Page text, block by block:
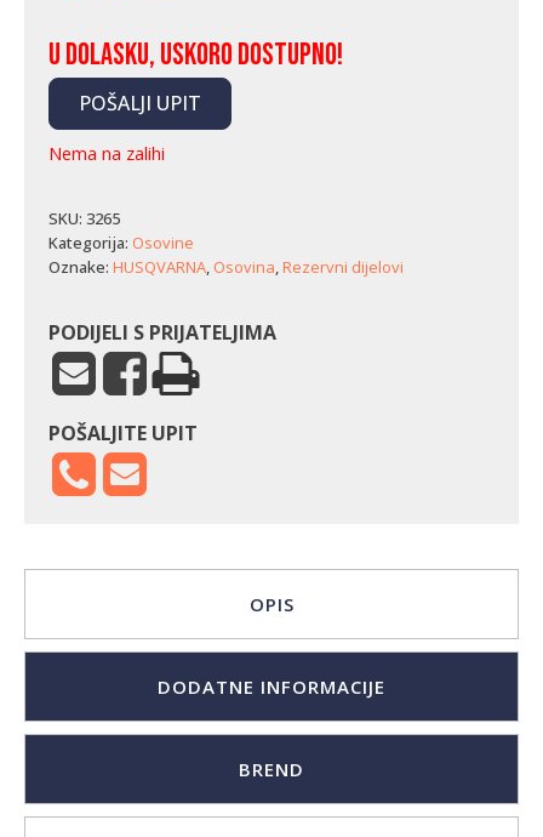
U dolasku, uskoro dostupno!
POŠALJI UPIT
Nema na zalihi
SKU: 3265
Kategorija: Osovine
Oznake: HUSQVARNA, Osovina,Rezervni dijelovi
PODIJELI S PRIJATELJIMA
POŠALJITE UPIT
OPIS
DODATNE INFORMACIJE
BREND